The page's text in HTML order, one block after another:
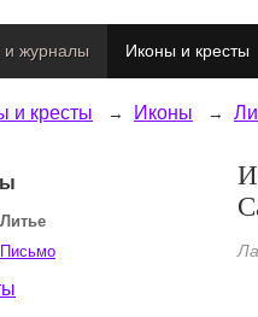
и журналы Иконы и кресты
и кресты Иконы
Литье
Письмо